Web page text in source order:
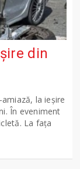
din
la ieșire
În eveniment
La fața